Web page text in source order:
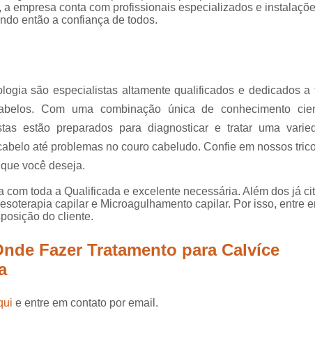
Mesoterapia
Microagulhamento
Microagulhamento Capilar
Microagulhamento
Microagulhamento
Microagulhamento para
empresa conta com profissionais especializados e
então a confiança de todos.
são especialistas altamente qualificados e dedicados a
Com uma combinação única de conhecimento
estão preparados para diagnosticar e tratar uma
até problemas no couro cabeludo. Confie em nossos
você deseja.
com toda a Qualificada e excelente necessária. Além dos já
capilar e Microagulhamento capilar. Por isso, entre
do cliente.
Fazer Tratamento para Calvíce
e entre em contato por email.